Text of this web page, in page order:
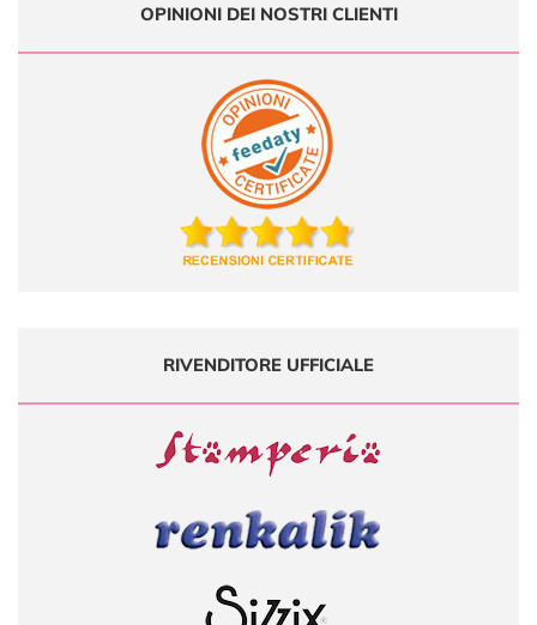
OPINIONI DEI NOSTRI CLIENTI
RIVENDITORE UFFICIALE